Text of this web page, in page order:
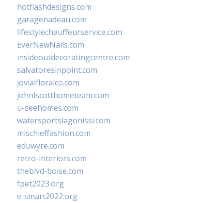
hotflashdesigns.com
garagenadeau.com
lifestylechauffeurservice.com
EverNewNails.com
insideoutdecoratingcentre.com
salvatoresinpoint.com
jovialfloralco.com
johnlscotthometeam.com
u-seehomes.com
watersportslagonissi.com
mischieffashion.com
eduwyre.com
retro-interiors.com
theblvd-boise.com
fpet2023.org
e-smart2022.org